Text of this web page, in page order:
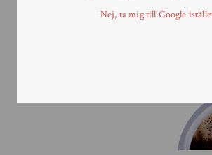
Nej, ta mig till Google